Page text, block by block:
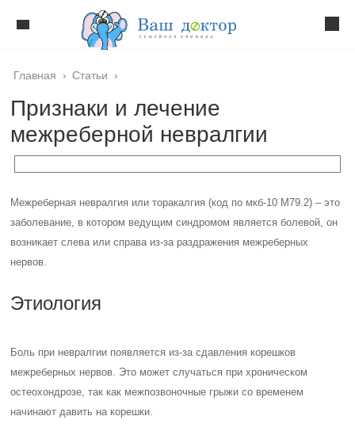
Главная › Статьи ›
Признаки и лечение
межреберной невралгии
Межреберная невралгия или торакалгия (код по мкб-10 М79.2) – это
заболевание, в котором ведущим синдромом является болевой, он
возникает слева или справа из-за раздражения межреберных
нервов.
Этиология
Боль при невралгии появляется из-за сдавления корешков
межреберных нервов. Это может случаться при хроническом
остеохондрозе, так как межпозвоночные грыжи со временем
начинают давить на корешки.